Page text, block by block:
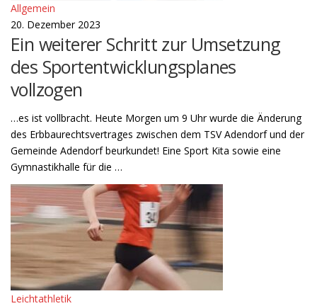
Allgemein
20. Dezember 2023
Ein weiterer Schritt zur Umsetzung
des Sportentwicklungsplanes
vollzogen
…es ist vollbracht. Heute Morgen um 9 Uhr wurde die Änderung
des Erbbaurechtsvertrages zwischen dem TSV Adendorf und der
Gemeinde Adendorf beurkundet! Eine Sport Kita sowie eine
Gymnastikhalle für die …
Leichtathletik